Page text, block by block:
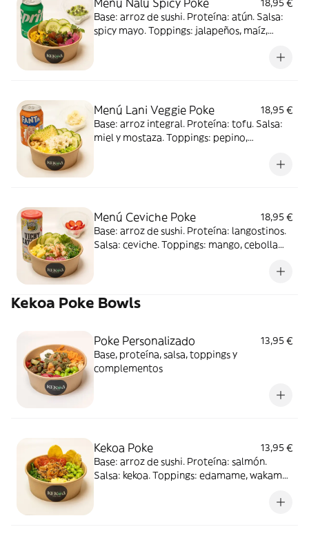
Menú Nalu Spicy Poke
18,95 €
Base: arroz de sushi. Proteína: atún. Salsa:
spicy mayo. Toppings: jalapeños, maíz,
cilantro y wakame crunchy. Acompañado de
Menú Lani Veggie Poke
18,95 €
Base: arroz integral. Proteína: tofu. Salsa:
miel y mostaza. Toppings: pepino,
Menú Ceviche Poke
18,95 €
Base: arroz de sushi. Proteína: langostinos.
Salsa: ceviche. Toppings: mango, cebolla
cilantro y masago. Acompañado de postre:
Kekoa Poke Bowls
Poke Personalizado
13,95 €
Base, proteína, salsa, toppings y
complementos
Kekoa Poke
13,95 €
Base: arroz de sushi. Proteína: salmón.
Salsa: kekoa. Toppings: edamame, wakame,